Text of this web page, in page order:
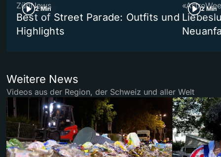
2 Min
ZüriNews
Best of Street Parade: Outfits und
Highlights
2 Min
Weitere News
Videos aus der Region, der Schweiz und aller Welt